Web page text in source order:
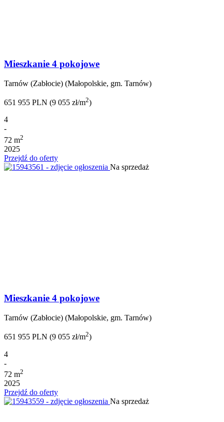
Mieszkanie 4 pokojowe
Tarnów (Zabłocie) (Małopolskie, gm. Tarnów)
651 955 PLN (9 055 zł/m2)
4
-
72 m2
2025
Przejdź do oferty
Na sprzedaż
Mieszkanie 4 pokojowe
Tarnów (Zabłocie) (Małopolskie, gm. Tarnów)
651 955 PLN (9 055 zł/m2)
4
-
72 m2
2025
Przejdź do oferty
Na sprzedaż